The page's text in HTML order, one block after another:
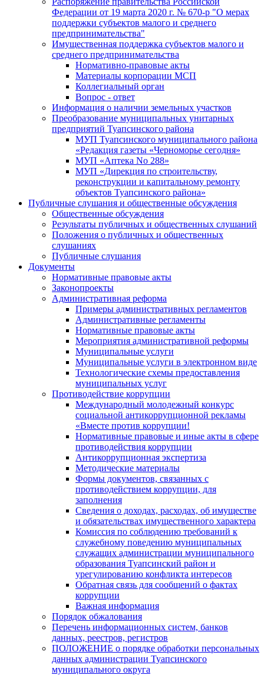
Федерации от 19 марта 2020 г. № 670-р "О мерах
поддержки субъектов малого и среднего
предпринимательства"
Имущественная поддержка субъектов малого и
среднего предпринимательства
Нормативно-правовые акты
Материалы корпорации МСП
Коллегиальный орган
Вопрос - ответ
Информация о наличии земельных участков
Преобразование муниципальных унитарных
предприятий Туапсинского района
МУП Туапсинского муниципального района
«Редакция газеты «Черноморье сегодня»
МУП «Аптека No 288»
МУП «Дирекция по строительству,
реконструкции и капитальному ремонту
объектов Туапсинского района»
Публичные слушания и общественные обсуждения
Общественные обсуждения
Результаты публичных и общественных слушаний
Положения о публичных и общественных
слушаниях
Публичные слушания
Документы
Нормативные правовые акты
Законопроекты
Административная реформа
Примеры административных регламентов
Административные регламенты
Нормативные правовые акты
Мероприятия административной реформы
Муниципальные услуги
Муниципальные услуги в электронном виде
Технологические схемы предоставления
муниципальных услуг
Противодействие коррупции
Международный молодежный конкурс
социальной антикоррупционной рекламы
«Вместе против коррупции!
Нормативные правовые и иные акты в сфере
противодействия коррупции
Антикоррупционная экспертиза
Методические материалы
Формы документов, связанных с
противодействием коррупции, для
заполнения
Сведения о доходах, расходах, об имуществе
и обязательствах имущественного характера
Комиссия по соблюдению требований к
служебному поведению муниципальных
служащих администрации муниципального
образования Туапсинский район и
урегулированию конфликта интересов
Обратная связь для сообщений о фактах
коррупции
Важная информация
Порядок обжалования
Перечень информационных систем, банков
данных, реестров, регистров
ПОЛОЖЕНИЕ о порядке обработки персональных
данных администрации Туапсинского
муниципального округа